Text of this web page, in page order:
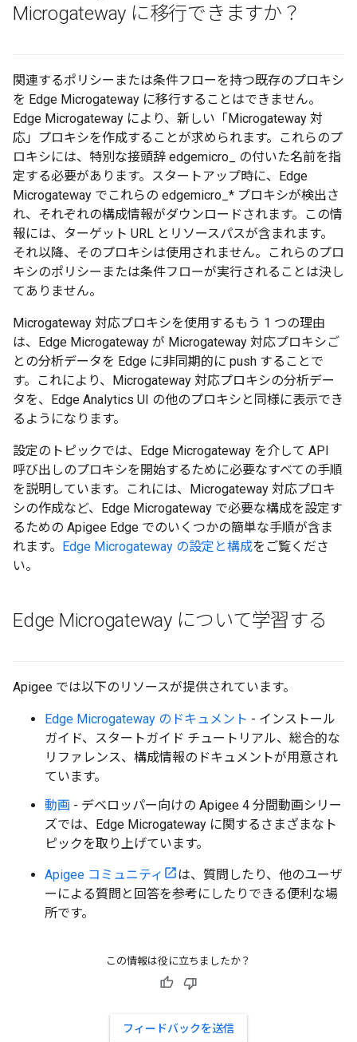
Microgateway に移行できますか？
関連するポリシーまたは条件フローを持つ既存のプロキシ
を Edge Microgateway に移行することはできません。
Edge Microgateway により、新しい「Microgateway 対
応」プロキシを作成することが求められます。これらのプ
ロキシには、特別な接頭辞 edgemicro_ の付いた名前を指
定する必要があります。スタートアップ時に、Edge
Microgateway でこれらの edgemicro_* プロキシが検出さ
れ、それぞれの構成情報がダウンロードされます。この情
報には、ターゲット URL とリソースパスが含まれます。
それ以降、そのプロキシは使用されません。これらのプロ
キシのポリシーまたは条件フローが実行されることは決し
てありません。
Microgateway 対応プロキシを使用するもう 1 つの理由
は、Edge Microgateway が Microgateway 対応プロキシご
との分析データを Edge に非同期的に push することで
す。これにより、Microgateway 対応プロキシの分析デー
タを、Edge Analytics UI の他のプロキシと同様に表示でき
るようになります。
設定のトピックでは、Edge Microgateway を介して API
呼び出しのプロキシを開始するために必要なすべての手順
を説明しています。これには、Microgateway 対応プロキ
シの作成など、Edge Microgateway で必要な構成を設定す
るための Apigee Edge でのいくつかの簡単な手順が含ま
れます。 Edge Microgateway の設定と構成をご覧くださ
い。
Edge Microgateway について学習する
Apigee では以下のリソースが提供されています。
Edge Microgateway のドキュメント - インストール
ガイド、スタートガイド チュートリアル、総合的な
リファレンス、構成情報のドキュメントが用意され
ています。
動画 - デベロッパー向けの Apigee 4 分間動画シリー
ズでは、Edge Microgateway に関するさまざまなト
ピックを取り上げています。
Apigee コミュニティ
は、質問したり、他のユーザ
ーによる質問と回答を参考にしたりできる便利な場
所です。
この情報は役に立ちましたか？
フィードバックを送信